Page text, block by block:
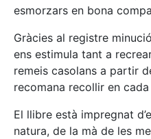
esmorzars en bona
Gràcies al registre
ens estimula tant a
remeis casolans a partir
recomana recollir en
El llibre està impregnat
natura, de la mà de les